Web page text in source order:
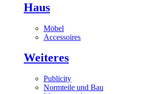
Haus
Möbel
Accessoires
Weiteres
Publicity
Normteile und Bau